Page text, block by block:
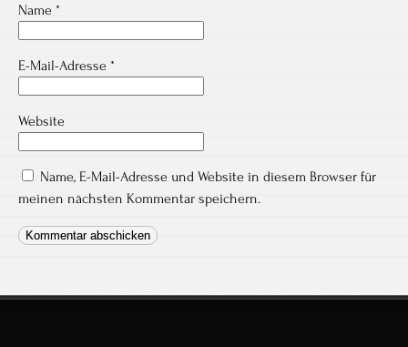
Name *
E-Mail-Adresse *
Website
Name, E-Mail-Adresse und Website in diesem Browser für
meinen nächsten Kommentar speichern.